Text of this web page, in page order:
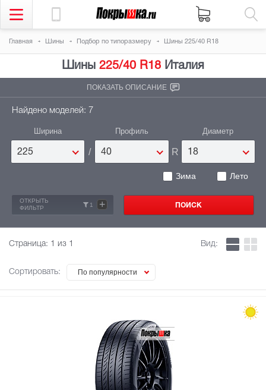
Главная Шины Подбор по типоразмеру Шины 225/40 R18
Шины 225/40 R18 Италия
ПОКАЗАТЬ ОПИСАНИЕ
Найдено моделей: 7
Ширина
225 /
Профиль
40 R
Диаметр
18
Зима Лето
ОТКРЫТЬ
ФИЛЬТР
1 +
Страница: 1 из 1
Сортировать: По популярности
Вид: